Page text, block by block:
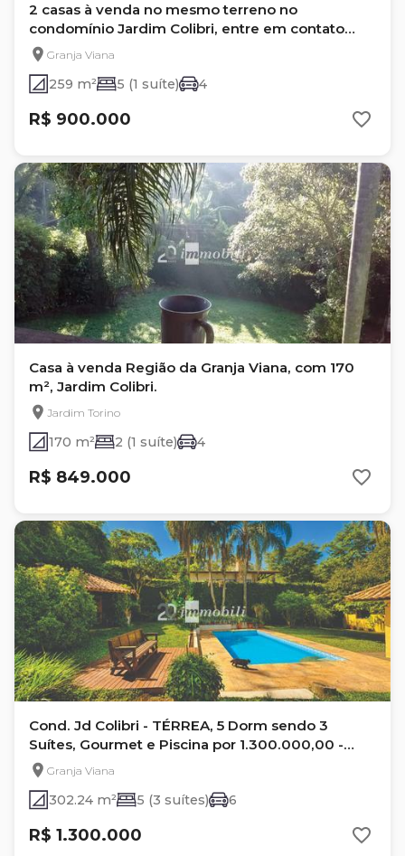
2 casas à venda no mesmo terreno no
condomínio Jardim Colibri, entre em contato
para maiores informações!
Granja Viana
259 m² 5 (1 suíte) 4
R$ 900.000
Casa à venda Região da Granja Viana, com 170
m², Jardim Colibri.
Jardim Torino
170 m² 2 (1 suíte) 4
R$ 849.000
Cond. Jd Colibri - TÉRREA, 5 Dorm sendo 3
Suítes, Gourmet e Piscina por 1.300.000,00 -
Granja Viana
Granja Viana
302.24 m² 5 (3 suítes) 6
R$ 1.300.000